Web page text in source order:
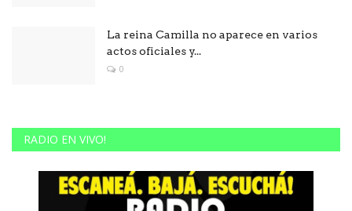
La reina Camilla no aparece en varios
actos oficiales y...
0
RADIO EN VIVO!